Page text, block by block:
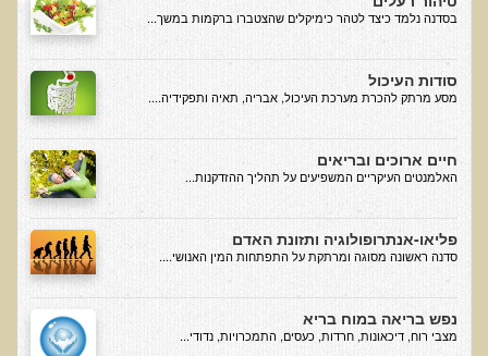
הצוות שלנו
ד"ר גבריאל שמלוב MD
ד"ר שולמית לוריא (MD)
אקופוליטן רשת בינ"ל לבריאות האדם והסביבה
מיהו ד"ר עדיאל תל-אורן
הארגון למזעור החשיפה האלקטרומגנטית
בסדנה נלמד כיצד לטהר כימיקלים שהצטברו ברקמות במשך...
סודות העיכול
מסע מרתק להכרת מערכת העיכול, אבריה, תאיה ותפקידיה....
חיים ארוכים ובריאים
האלמנטים העיקריים המשפיעים על תהליך ההזדקנות...
פליאו-אנתרופולוגיה ותזונת האדם
סדנה ראשונה מסוגה ומרתקת על התפתחות המין האנושי....
נפש בריאה במוח בריא
מצבי רוח, דיכאונות, חרדות, כעסים, התמכרויות, נדודי...